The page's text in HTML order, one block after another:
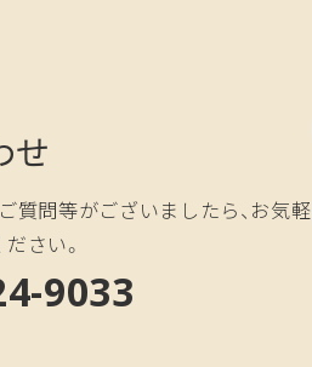
せ
質問等がございましたら、お気軽
さい。
9033